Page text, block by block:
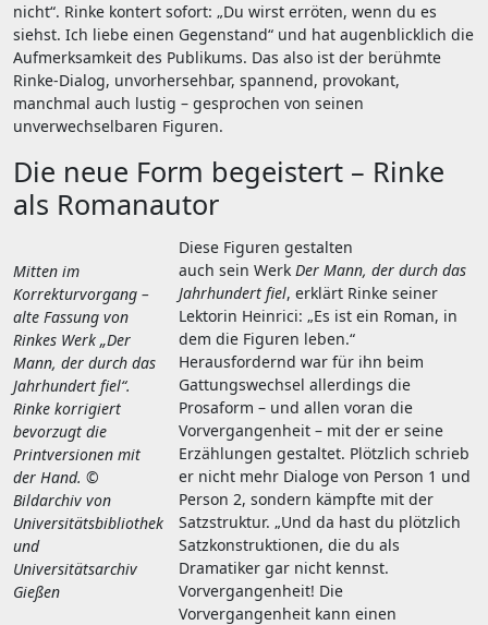
nicht“. Rinke kontert sofort: „Du wirst erröten, wenn du es
siehst. Ich liebe einen Gegenstand“ und hat augenblicklich die
Aufmerksamkeit des Publikums. Das also ist der berühmte
Rinke-Dialog, unvorhersehbar, spannend, provokant,
manchmal auch lustig – gesprochen von seinen
unverwechselbaren Figuren.
Die neue Form begeistert – Rinke
als Romanautor
Mitten im
Korrekturvorgang –
alte Fassung von
Rinkes Werk „Der
Mann, der durch das
Jahrhundert fiel“.
Rinke korrigiert
bevorzugt die
Printversionen mit
der Hand. ©
Bildarchiv von
Universitätsbibliothek
und
Universitätsarchiv
Gießen
Diese Figuren gestalten
auch sein Werk Der Mann, der durch das
Jahrhundert fiel, erklärt Rinke seiner
Lektorin Heinrici: „Es ist ein Roman, in
dem die Figuren leben.“
Herausfordernd war für ihn beim
Gattungswechsel allerdings die
Prosaform – und allen voran die
Vorvergangenheit – mit der er seine
Erzählungen gestaltet. Plötzlich schrieb
er nicht mehr Dialoge von Person 1 und
Person 2, sondern kämpfte mit der
Satzstruktur. „Und da hast du plötzlich
Satzkonstruktionen, die du als
Dramatiker gar nicht kennst.
Vorvergangenheit! Die
Vorvergangenheit kann einen